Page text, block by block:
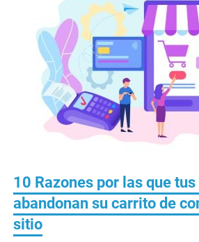
10 Razones por las que
abandonan su carrito de
sitio